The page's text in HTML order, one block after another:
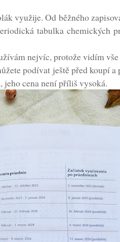
využije. Od běžného
tabulka chemických
nejvíc, protože vidím vše
podívat ještě před koupí
jeho cena není příliš vysoká.